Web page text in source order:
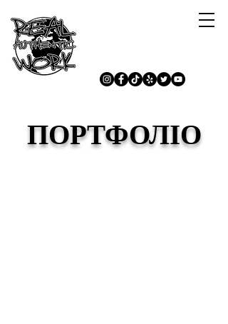
ПОРТФОЛІО